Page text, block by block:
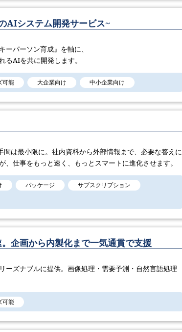
システム開発サービス~
ーパーソン育成』を軸に、
るAIを共に開発します。
可能 大企業向け 中小企業向け
は最小限に。社内資料から外部情報まで、必要な答えに
仕事をもっと速く、もっとスマートに進化させます。
パッケージ
サブスクリプション
企画から内製化まで一気通貫で支援
ーズナブルに提供。画像処理・需要予測・自然言語処理
可能